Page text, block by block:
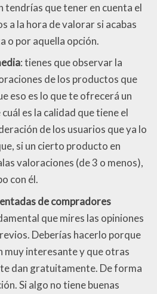
tendrías que tener en cuenta el
a la hora de valorar si acabas
o por aquella opción.
: tienes que observar la
de los productos que
eso es lo que te ofrecerá un
es la calidad que tiene el
de los usuarios que ya lo
si un cierto producto en
valoraciones (de 3 o menos),
con él.
de compradores
que mires las opiniones
Deberías hacerlo porque
muy interesante y que otras
dan gratuitamente. De forma
Si algo no tiene buenas